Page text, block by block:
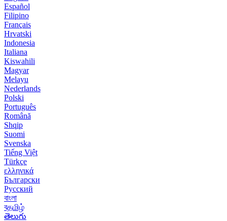
Español
Filipino
Français
Hrvatski
Indonesia
Italiana
Kiswahili
Magyar
Melayu
Nederlands
Polski
Português
Română
Shqip
Suomi
Svenska
Tiếng Việt
Türkçe
ελληνικά
Български
Русский
বাংলা
বதமிழ்
తెలుగు